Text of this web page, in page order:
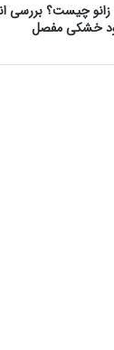
چیست؟ بررسی
خشکی مفصل